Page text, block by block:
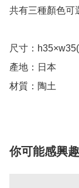
共有三種顏色可
尺寸：
產地：日本
你可能感興